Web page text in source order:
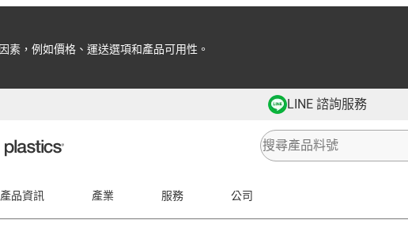
素，例如價格、運送選項和產品可用性。
LINE 諮詢服務
產品資訊 產業 服務 公司